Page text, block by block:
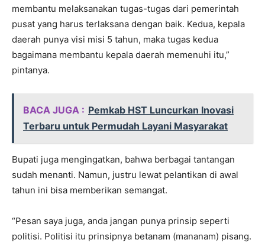
membantu melaksanakan tugas-tugas dari pemerintah
pusat yang harus terlaksana dengan baik. Kedua, kepala
daerah punya visi misi 5 tahun, maka tugas kedua
bagaimana membantu kepala daerah memenuhi itu,”
pintanya.
BACA JUGA : Pemkab HST Luncurkan Inovasi
Terbaru untuk Permudah Layani Masyarakat
Bupati juga mengingatkan, bahwa berbagai tantangan
sudah menanti. Namun, justru lewat pelantikan di awal
tahun ini bisa memberikan semangat.
“Pesan saya juga, anda jangan punya prinsip seperti
politisi. Politisi itu prinsipnya betanam (mananam) pisang.